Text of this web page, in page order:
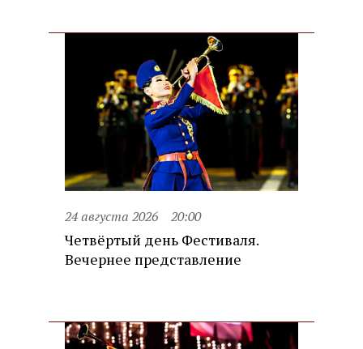
24 августа 2026 20:00
Четвёртый день Фестиваля.
Вечернее представление